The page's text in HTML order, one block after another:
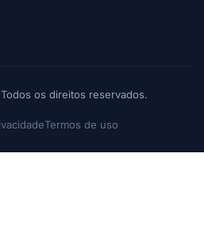
os direitos reservados.
Termos de uso